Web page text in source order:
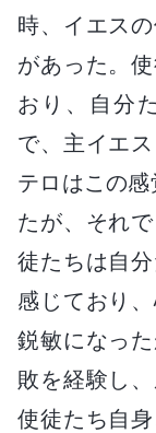
時、イエス
があった。
おり、自分
で、主イエ
テロはこの
たが、それ
徒たちは自
感じており
鋭敏になっ
敗を経験し
使徒たち自